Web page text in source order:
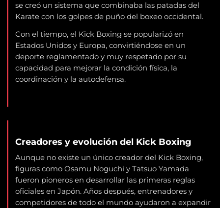
se creó un sistema que combinaba las patadas del
Karate con los golpes de puño del boxeo occidental.
Con el tiempo, el Kick Boxing se popularizó en
Estados Unidos y Europa, convirtiéndose en un
deporte reglamentado y muy respetado por su
capacidad para mejorar la condición física, la
coordinación y la autodefensa.
Creadores y evolución del Kick Boxing
Aunque no existe un único creador del Kick Boxing,
figuras como Osamu Noguchi y Tatsuo Yamada
fueron pioneros en desarrollar las primeras reglas
oficiales en Japón. Años después, entrenadores y
competidores de todo el mundo ayudaron a expandir